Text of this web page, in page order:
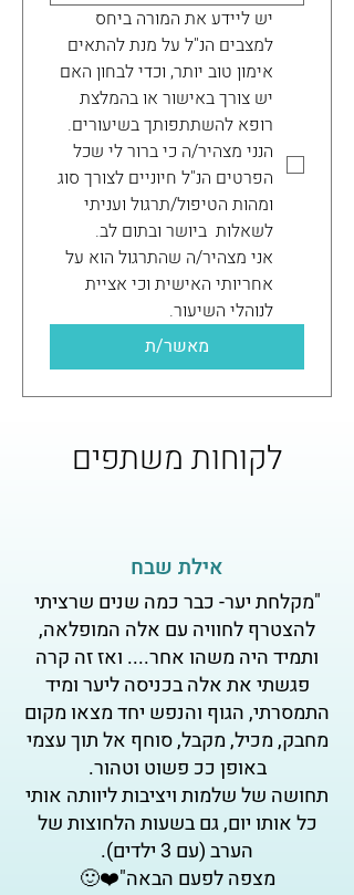
לשאלות  ביושר ובתום לב.
לנוהלי השיעור.
מאשר/ת
לקוחות משתפים
אילת שבח
"מקלחת יער- כבר כמה שנים שרציתי
להצטרף לחוויה עם אלה המופלאה,
ותמיד היה משהו אחר.... ואז זה קרה
פגשתי את אלה בכניסה ליער ומיד
התמסרתי, הגוף והנפש יחד מצאו מקום
מחבק, מכיל, מקבל, סוחף אל תוך עצמי
באופן ככ פשוט וטהור.
תחושה של שלמות ויציבות ליוותה אותי
כל אותו יום, גם בשעות הלחוצות של
הערב (עם 3 ילדים).
מצפה לפעם הבאה"❤️🙂